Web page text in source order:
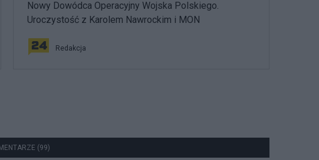
Nowy Dowódca Operacyjny Wojska Polskiego.
Uroczystość z Karolem Nawrockim i MON
Redakcja
(99)